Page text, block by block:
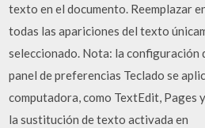
texto en el documento. Reemplazar
todas las apariciones del texto
seleccionado. Nota: la configuración
panel de preferencias Teclado se
computadora, como TextEdit, Pages
la sustitución de texto activada en